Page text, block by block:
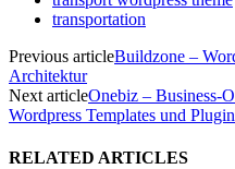
transportation
Previous articleBuildzone –
Architektur
Next articleOnebiz – Business-
Wordpress Templates und
RELATED ARTICLES